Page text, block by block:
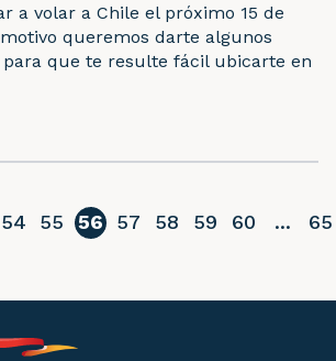
a volar a Chile el próximo 15 de
queremos darte algunos
que te resulte fácil ubicarte en
54 55 56 57 58 59 60 ... 65